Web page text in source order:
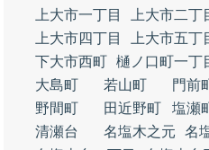
上大市一丁目
上大市二丁
上大市四丁目
上大市五丁
下大市西町 樋ノ口町一丁
大島町
若山町 門前
野間町
田近野町 塩瀬
清瀬台
名塩木之元
名